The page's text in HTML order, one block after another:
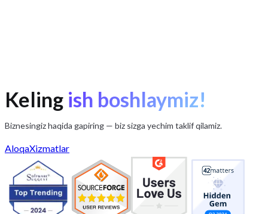
Keling ish boshlaymiz!
Biznesingiz haqida gapiring — biz sizga yechim taklif qilamiz.
AloqaXizmatlar